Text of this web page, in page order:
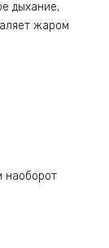
дыхание,
жаром
наоборот